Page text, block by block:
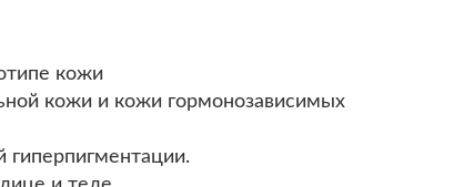
кожи
кожи и кожи гормонозависимых
гиперпигментации.